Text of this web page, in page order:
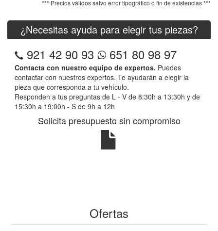
*** Precios válidos salvo error tipográfico o fin de existencias ***
¿Necesitas ayuda para elegir tus piezas?
921 42 90 93 651 80 98 97
Contacta con nuestro equipo de expertos. Puedes
contactar con nuestros expertos. Te ayudarán a elegir la
pieza que corresponda a tu vehículo.
Responden a tus preguntas de L - V de 8:30h a 13:30h y de
15:30h a 19:00h - S de 9h a 12h
Solicita presupuesto sin compromiso
Ofertas